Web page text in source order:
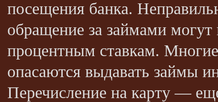
посещения банка.
обращение за займами
процентным ставкам.
опасаются выдавать займы
Перечисление на карту —